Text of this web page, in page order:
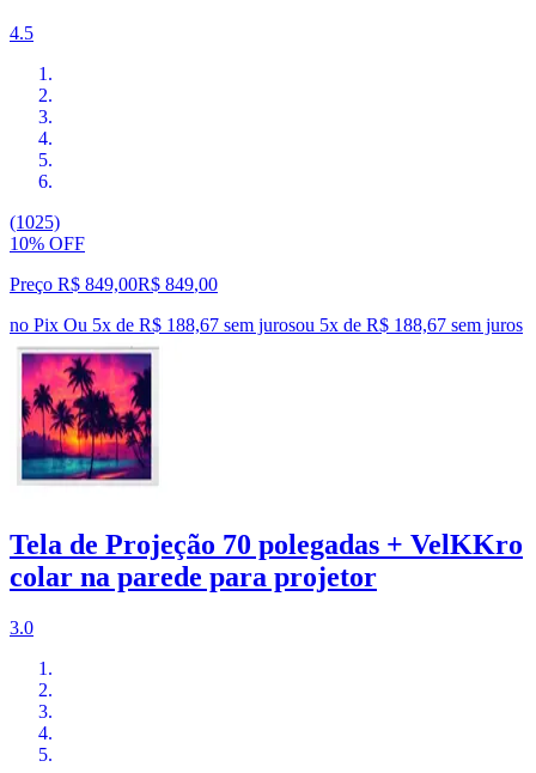
4.5
(1025)
10% OFF
Preço R$ 849,00R$ 849,00
no Pix Ou 5x de R$ 188,67 sem jurosou 5x de R$ 188,67 sem juros
Tela de Projeção 70 polegadas + VelKKro
colar na parede para projetor
3.0